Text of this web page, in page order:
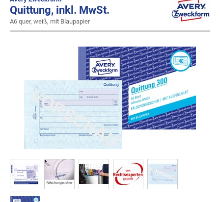
Quittung, inkl. MwSt.
A6 quer, weiß, mit Blaupapier